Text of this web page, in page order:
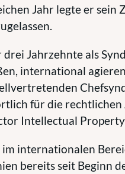
Jahr legte er sein
Jahrzehnte als
international
für die rechtlichen
Intellectual
internationalen
bereits seit Beginn